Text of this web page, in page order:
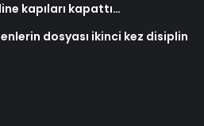
kapıları kapattı…
dosyası ikinci kez disiplin